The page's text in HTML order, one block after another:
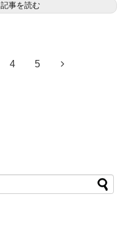
記事を読む
4 5